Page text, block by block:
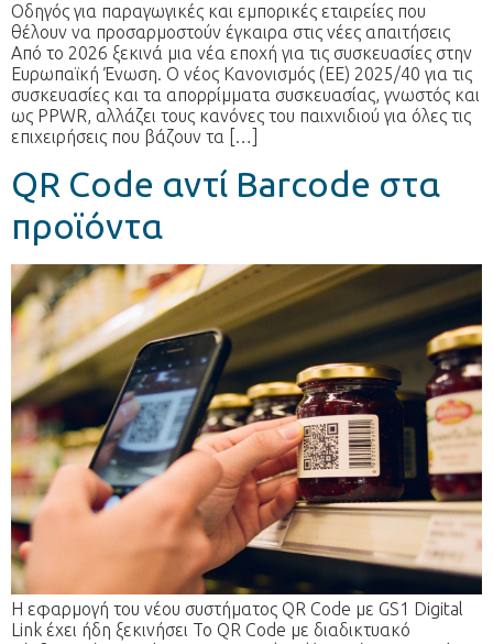
Οδηγός για παραγωγικές και εμπορικές εταιρείες που
θέλουν να προσαρμοστούν έγκαιρα στις νέες απαιτήσεις
Από το 2026 ξεκινά μια νέα εποχή για τις συσκευασίες στην
Ευρωπαϊκή Ένωση. Ο νέος Κανονισμός (ΕΕ) 2025/40 για τις
συσκευασίες και τα απορρίμματα συσκευασίας, γνωστός και
ως PPWR, αλλάζει τους κανόνες του παιχνιδιού για όλες τις
επιχειρήσεις που βάζουν τα […]
QR Code αντί Barcode στα
προϊόντα
Η εφαρμογή του νέου συστήματος QR Code με GS1 Digital
Link έχει ήδη ξεκινήσει Το QR Code με διαδικτυακό